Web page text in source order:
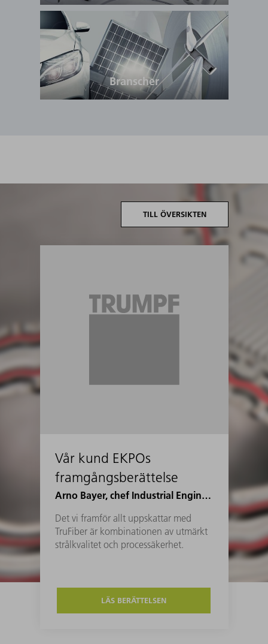
Branscher
TILL ÖVERSIKTEN
Vår kund EKPOs
framgångsberättelse
Arno Bayer, chef Industrial Engineering Joining på EKPO
Det vi framför allt uppskattar med
TruFiber är kombinationen av utmärkt
strålkvalitet och processäkerhet.
LÄS BERÄTTELSEN